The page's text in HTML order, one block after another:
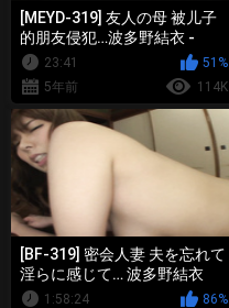
[MEYD-319] 友人の母 被儿子
的朋友侵犯…波多野結衣 -
4of523:41
51%
5年前
114K
[BF-319] 密会人妻 夫を忘れて
淫らに感じて… 波多野結衣
1:58:24
86%